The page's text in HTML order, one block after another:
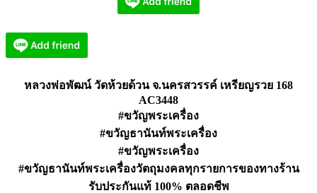
ชิ้น
หลวงพ่อพัฒน์ วัดห้วยด้วน จ.นครสวรรค์ เหรียญรวย 168
AC3448
#ขวัญพระเครื่อง
#ขวัญธานันท์พระเครื่อง
#ขวัญพระเครื่อง
#ขวัญธานันท์พระเครื่องวัตถุมงคลทุกรายการของทางร้าน
รับประกันแท้ 100% ตลอดชีพ